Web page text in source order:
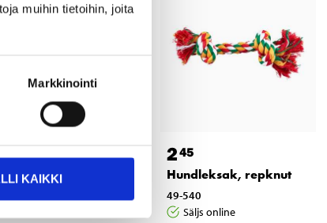
muihin tietoihin, joita
Markkinointi
KAIKKIhund, 28 st
245
Hundleksak, repknut
49-540
Säljs online